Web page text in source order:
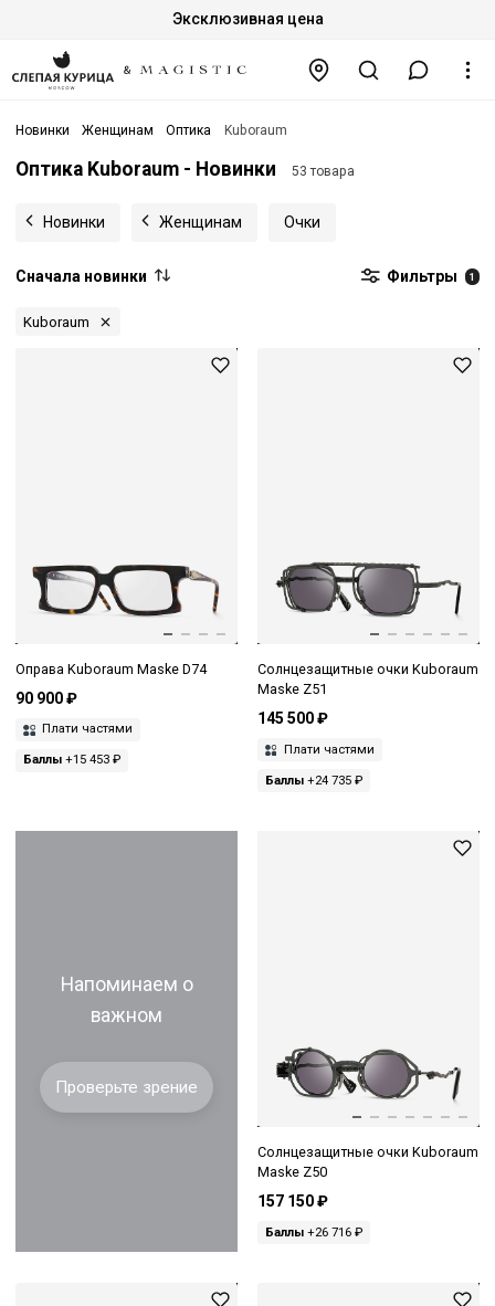
Эксклюзивная цена
Новинки Женщинам Оптика Kuboraum
Оптика Kuboraum - Новинки 53 товара
Новинки Женщинам Очки
Сначала новинки Фильтры 1
Kuboraum
Оправа Kuboraum Maske D74
90 900 ₽
Плати частями
Баллы +15 453 ₽
Солнцезащитные очки Kuboraum
Maske Z51
145 500 ₽
Плати частями
Баллы+24 735 ₽
Напоминаем о
важном
Проверьте зрение
Солнцезащитные очки Kuboraum
Maske Z50
157 150 ₽
Баллы+26 716 ₽